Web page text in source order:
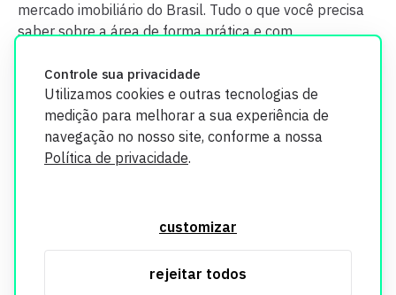
Controle sua privacidade
Utilizamos cookies e outras tecnologias de
medição para melhorar a sua experiência de
navegação no nosso site, conforme a nossa
Política de privacidade.
customizar
rejeitar todos
mercado imobiliário do Brasil. Tudo o que você precisa
saber sobre a área de forma prática e com
segurança. Todos os dados coletados em nosso site são
utilizados exclusivamente para fins de aprimoramento de
informações, consulte nossa Política de Privacidade.